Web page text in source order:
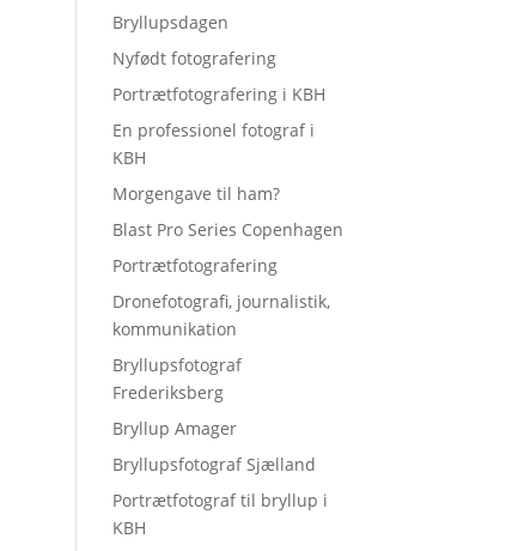
Bryllupsdagen
Nyfødt fotografering
Portrætfotografering i KBH
En professionel fotograf i
KBH
Morgengave til ham?
Blast Pro Series Copenhagen
Portrætfotografering
Dronefotografi, journalistik,
kommunikation
Bryllupsfotograf
Frederiksberg
Bryllup Amager
Bryllupsfotograf Sjælland
Portrætfotograf til bryllup i
KBH